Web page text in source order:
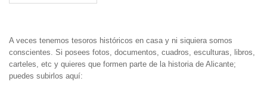
A veces tenemos tesoros históricos en casa y ni siquiera somos
conscientes. Si posees fotos, documentos, cuadros, esculturas, libros,
carteles, etc y quieres que formen parte de la historia de Alicante;
puedes subirlos aquí: